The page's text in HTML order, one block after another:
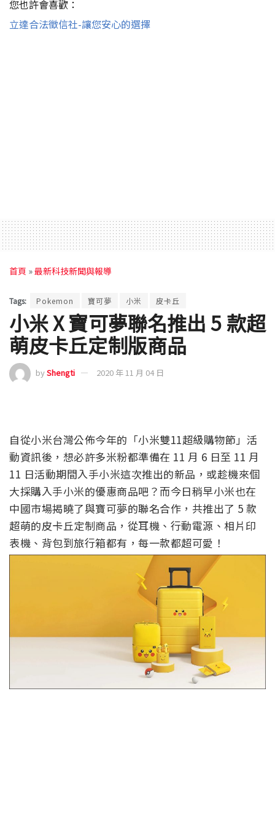
您也許會喜歡：
立達合法徵信社-讓您安心的選擇
首頁 »最新科技新聞與報導
Tags: Pokemon 寶可夢 小米 皮卡丘
小米 X 寶可夢聯名推出 5 款超
萌皮卡丘定制版商品
byShengti 2020 年 11 月 04 日
自從小米台灣公佈今年的「小米雙11超級購物節」活
動資訊後，想必許多米粉都準備在 11 月 6 日至 11 月
11 日活動期間入手小米這次推出的新品，或趁機來個
大採購入手小米的優惠商品吧？而今日稍早小米也在
中國市場揭曉了與寶可夢的聯名合作，共推出了 5 款
超萌的皮卡丘定制商品，從耳機、行動電源、相片印
表機、背包到旅行箱都有，每一款都超可愛！